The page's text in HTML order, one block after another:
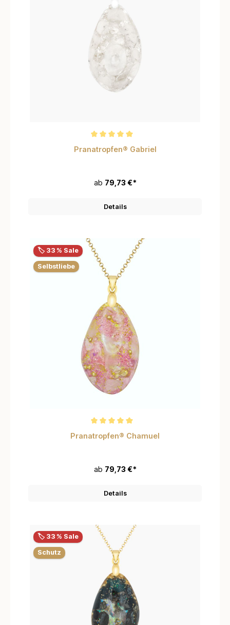
Durchschnittliche Bewertung von 5 von 5 Sternen
Pranatropfen® Gabriel
ab 79,73 €*
Details
🏷️ 33 % Sale
Selbstliebe
Durchschnittliche Bewertung von 5 von 5 Sternen
Pranatropfen® Chamuel
ab 79,73 €*
Details
🏷️ 33 % Sale
Schutz